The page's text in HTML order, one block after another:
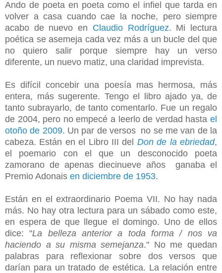
Ando de poeta en poeta como el infiel que tarda en
volver a casa cuando cae la noche, pero siempre
acabo de nuevo en Claudio Rodríguez. Mi lectura
poética se asemeja cada vez más a un bucle del que
no quiero salir porque siempre hay un verso
diferente, un nuevo matiz, una claridad imprevista.
Es difícil concebir una poesía mas hermosa, más
entera, más sugerente. Tengo el libro ajado ya, de
tanto subrayarlo, de tanto comentarlo. Fue un regalo
de 2004, pero no empecé a leerlo de verdad hasta el
otoño de 2009. Un par de versos no se me van de la
cabeza. Están en el Libro III del Don de la ebriedad,
el poemario con el que un desconocido poeta
zamorano de apenas diecinueve años ganaba el
Premio Adonais en diciembre de 1953.
Están en el extraordinario Poema VII. No hay nada
más. No hay otra lectura para un sábado como este,
en espera de que llegue el domingo. Uno de ellos
dice: "La belleza anterior a toda forma / nos va
haciendo a su misma semejanza." No me quedan
palabras para reflexionar sobre dos versos que
darían para un tratado de estética. La relación entre